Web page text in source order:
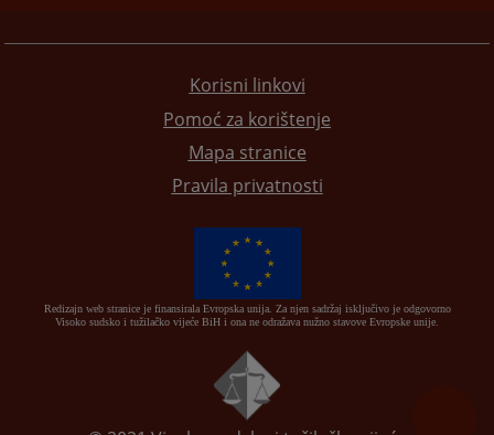
Korisni linkovi
Pomoć za korištenje
Mapa stranice
Pravila privatnosti
Redizajn web stranice je finansirala Evropska unija. Za njen sadržaj isključivo je odgovorno
Visoko sudsko i tužilačko vijeće BiH i ona ne odražava nužno stavove Evropske unije.